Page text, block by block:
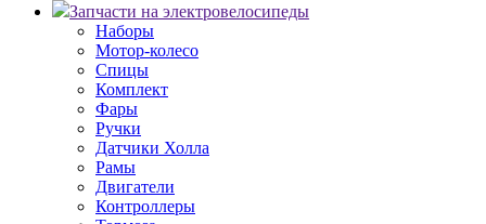
Запчасти на электровелосипеды
Наборы
Мотор-колесо
Спицы
Комплект
Фары
Ручки
Датчики Холла
Рамы
Двигатели
Контроллеры